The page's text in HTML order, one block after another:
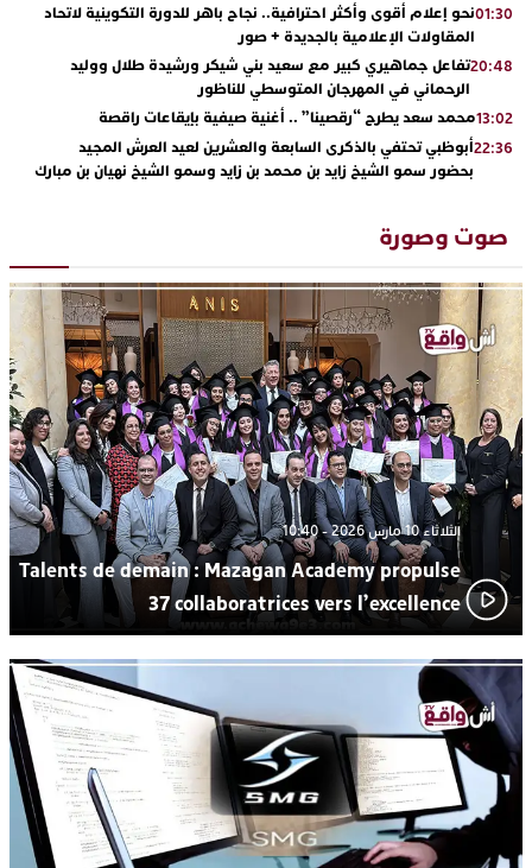
01:30نحو إعلام أقوى وأكثر احترافية.. نجاح باهر للدورة التكوينية لاتحاد
المقاولات الإعلامية بالجديدة + صور
20:48تفاعل جماهيري كبير مع سعيد بني شيكر ورشيدة طلال ووليد
الرحماني في المهرجان المتوسطي للناظور
13:02محمد سعد يطرح “رقصينا” .. أغنية صيفية بإيقاعات راقصة
22:36أبوظبي تحتفي بالذكرى السابعة والعشرين لعيد العرش المجيد
بحضور سمو الشيخ زايد بن محمد بن زايد وسمو الشيخ نهيان بن مبارك
“كوفرة فالغيس”
19:11يقظة أمنية تنهي كابوس الفتاة القاصر: كواليس مثيرة لعملية تحرير
17:27 اتحاد المقاولات الإعلامية يقود قاطرة التكوين بالجديدة ويستضيف
الإعلامي سعيد بلفقير في دورة استثنائية
23:18ترسيخا لثقافة ترشيد الموارد المائية.. اختتام فعاليات النسخة الثانية
من “القرية الذكية للماء” بمركز الاصطياف ببوزنيقة
صوت وصورة
الثلاثاء 10 مارس 2026 - 10:40
Talents de demain : Mazagan Academy propulse
37 collaboratrices vers l’excellence